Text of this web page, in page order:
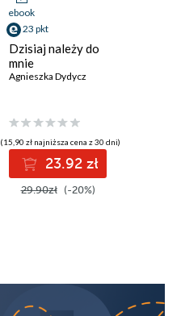
ebook
23 pkt
Dzisiaj należy do
mnie
Agnieszka Dydycz
(15,90 zł najniższa cena z 30 dni)
23.92 zł
29.90zł (-20%)